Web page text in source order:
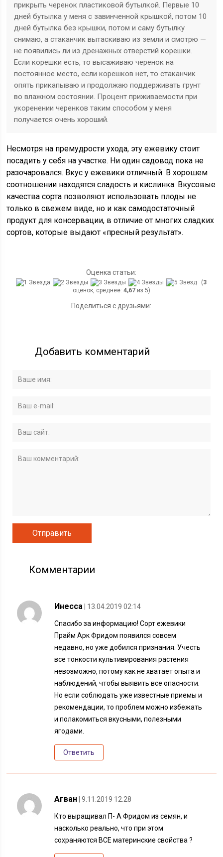
прикрыть черенок пластиковой бутылкой. Первые 10
дней бутылка у меня с завинченной крышкой, потом 10
дней бутылка без крышки, потом и саму бутылку
снимаю, а стаканчик вытаскиваю из земли и смотрю —
не появились ли из дренажных отверстий корешки.
Если корешки есть, то высаживаю черенок на
постоянное место, если корешков нет, то стаканчик
опять прикапываю и продолжаю поддерживать грунт
во влажном состоянии. Процент приживаемости при
укоренении черенков таким способом у меня
получается очень хороший.
Несмотря на премудрости ухода, эту ежевику стоит
посадить у себя на участке. Ни один садовод пока не
разочаровался. Вкус у ежевики отличный. В хорошем
соотношении находятся сладость и кислинка. Вкусовые
качества сорта позволяют использовать плоды не
только в свежем виде, но и как самодостаточный
продукт для консервации, в отличие от многих сладких
сортов, которые выдают «пресный результат».
Оценка статьи:
(3
оценок, среднее: 4,67из 5)
Поделиться с друзьями:
Добавить комментарий
Комментарии
Инесса | 13.04.2019 02:14
Спасибо за информацию! Сорт ежевики
Прайм Арк Фридом появился совсем
недавно, но уже добился признания. Учесть
все тонкости культивирования растения
невозможно, потому как не хватает опыта и
наблюдений, чтобы выявить все опасности.
Но если соблюдать уже известные приемы и
рекомендации, то проблем можно избежать
и полакомиться вкусными, полезными
ягодами.
Ответить
Агван | 9.11.2019 12:28
Кто выращивал П- А Фридом из семян, и
насколько реально, что при этом
сохраняются ВСЕ материнские свойства ?